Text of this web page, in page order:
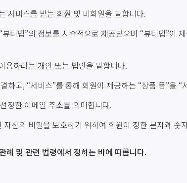
서비스를 받는 회원 및 비회원을 말합니다.
티탭”의 정보를 지속적으로 제공받으며 “뷰티탭”이
용하려는 개인 또는 법인을 말합니다.
고, “서비스”를 통해 회원이 제공하는 “상품 등”을
정한 이메일 주소를 의미합니다.
신의 비밀을 보호하기 위하여 회원이 정한 문자와 숫
례 및 관련 법령에서 정하는 바에 따릅니다.